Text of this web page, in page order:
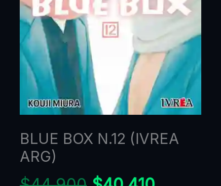
BLUE BOX N.12 (IVREA
ARG)